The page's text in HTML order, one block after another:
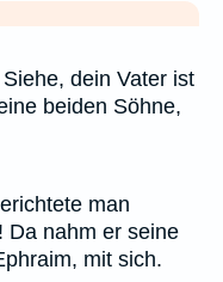
dein Vater ist
beiden Söhne,
man
Da nahm er seine
mit sich.